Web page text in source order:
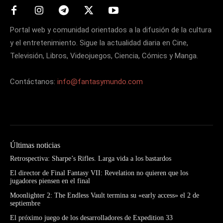
Portal web y comunidad orientados a la difusión de la cultura
y el entretenimiento. Sigue la actualidad diaria en Cine,
Televisión, Libros, Videojuegos, Ciencia, Cómics y Manga.
Contáctanos: info@fantasymundo.com
Últimas noticias
Retrospectiva: Sharpe’s Rifles. Larga vida a los bastardos
El director de Final Fantasy VII: Revelation no quieren que los
jugadores piensen en el final
Moonlighter 2: The Endless Vault termina su «early access» el 2 de
septiembre
El próximo juego de los desarrolladores de Expedition 33